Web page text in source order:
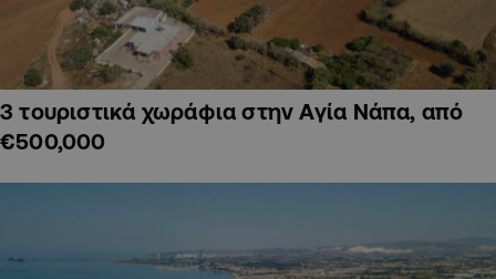
3 τουριστικά χωράφια στην Αγία Νάπα, από
€500,000